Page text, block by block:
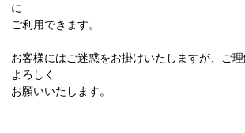
に
ご利用できます。
お客様にはご迷惑をお掛けいたしますが、ご
よろしく
お願いいたします。